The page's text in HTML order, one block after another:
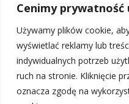
Cenimy
Używamy plików cookie,
wyświetlać reklamy lub
indywidualnych potrzeb
ruch na stronie. Kliknięcie
oznacza zgodę na
14 lutego, 2026
Gdzie na urlop w styczniu?
15 lutego, 2026